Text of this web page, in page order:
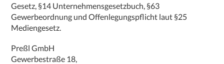
Gesetz, §14 Unternehmensgesetzbuch, §63
Gewerbeordnung und Offenlegungspflicht laut §25
Mediengesetz.
Preßl GmbH
Gewerbestraße 18,